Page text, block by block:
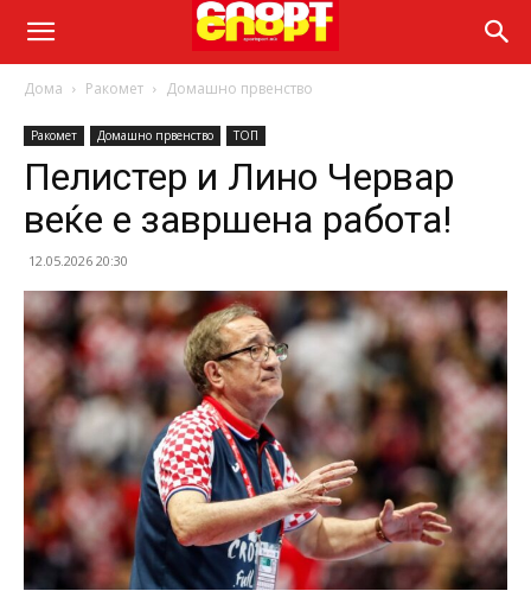
Дома Ракомет Домашно првенство
Ракомет Домашно првенство ТОП
Пелистер и Лино Червар
веќе е завршена работа!
12.05.2026 20:30